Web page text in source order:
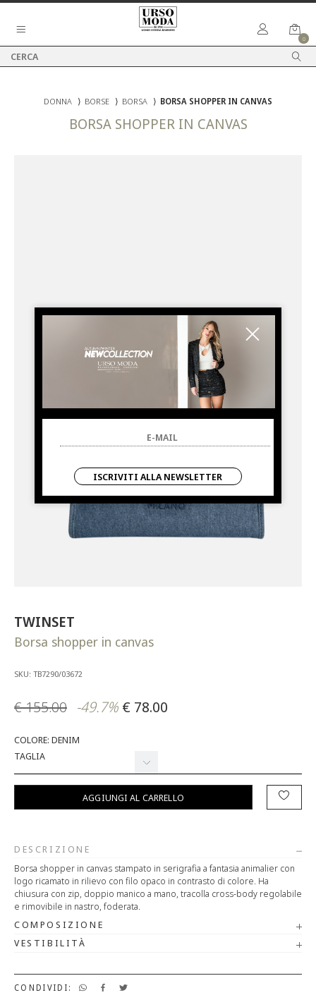
0
DONNA ⟩ BORSE ⟩ BORSA ⟩ BORSA SHOPPER IN CANVAS
BORSA SHOPPER IN CANVAS
TWINSET
Borsa shopper in canvas
SKU: TB7290/03672
€ 155.00 -49.7% € 78.00
COLORE: DENIM
TAGLIA
AGGIUNGI AL CARRELLO
DESCRIZIONE
Borsa shopper in canvas stampato in serigrafia a fantasia animalier con
logo ricamato in rilievo con filo opaco in contrasto di colore. Ha
chiusura con zip, doppio manico a mano, tracolla cross-body regolabile
e rimovibile in nastro, foderata.
COMPOSIZIONE
VESTIBILITÀ
CONDIVIDI:
ISCRIVITI ALLA NEWSLETTER